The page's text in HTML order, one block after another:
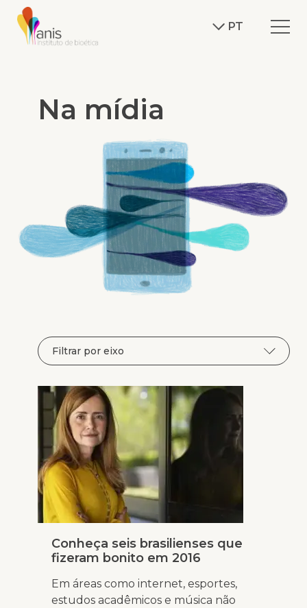
PT
Na mídia
Conheça seis brasilienses que
fizeram bonito em 2016
Em áreas como internet, esportes,
estudos acadêmicos e música não